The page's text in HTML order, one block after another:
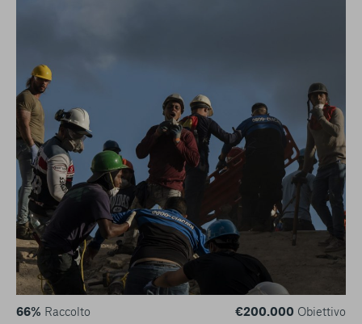
66% Raccolto €200.000 Obiettivo